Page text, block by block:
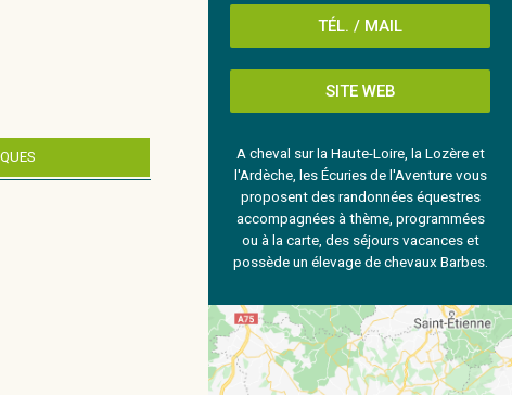
TÉL. / MAIL
SITE WEB
A cheval sur la Haute-Loire, la Lozère et
l'Ardèche, les Écuries de l'Aventure vous
proposent des randonnées équestres
accompagnées à thème, programmées
ou à la carte, des séjours vacances et
possède un élevage de chevaux Barbes.